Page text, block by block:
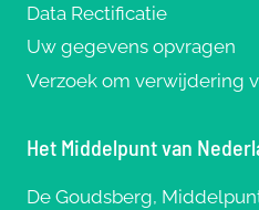
Data Rectificatie
Uw gegevens opvragen
Verzoek om verwijdering
Het Middelpunt van
De Goudsberg,